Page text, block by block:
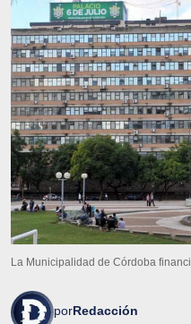
La Municipalidad de Córdoba
porRedacción